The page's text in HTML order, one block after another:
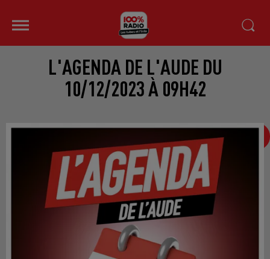
L'AGENDA DE L'AUDE DU
10/12/2023 À 09H42